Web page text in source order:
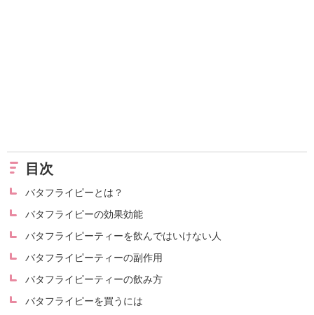
目次
バタフライピーとは？
バタフライピーの効果効能
バタフライピーティーを飲んではいけない人
バタフライピーティーの副作用
バタフライピーティーの飲み方
バタフライピーを買うには